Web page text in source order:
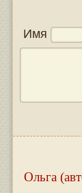
Имя
Ольга